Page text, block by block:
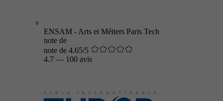
ENSAM - Arts et Métiers Paris Tech
note de
note de 4.65/5
4.7 — 100 avis